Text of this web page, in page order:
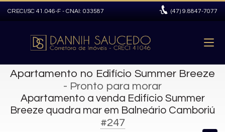
CRECI/SC 41.046-F - CNAI: 033587 (47) 9.8847-7077
Apartamento no Edifício Summer Breeze
- Pronto para morar
Apartamento a venda Edifício Summer
Breeze quadra mar em Balneário Camboriú
#247